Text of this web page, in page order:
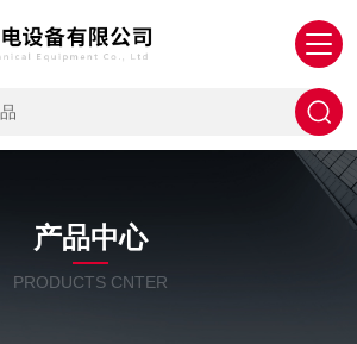
产品中心
PRODUCTS CNTER